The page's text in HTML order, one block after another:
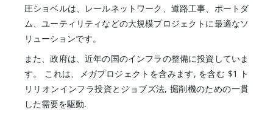
圧ショベルは、レールネットワーク、道路工事、ポートダ
ム、ユーティリティなどの大規模プロジェクトに最適なソ
リューションです。
また、政府は、近年の国のインフラの整備に投資していま
す。 これは、メガプロジェクトを含みます, を含む $1 ト
リリオンインフラ投資とジョブズ法, 掘削機のための一貫
した需要を駆動.